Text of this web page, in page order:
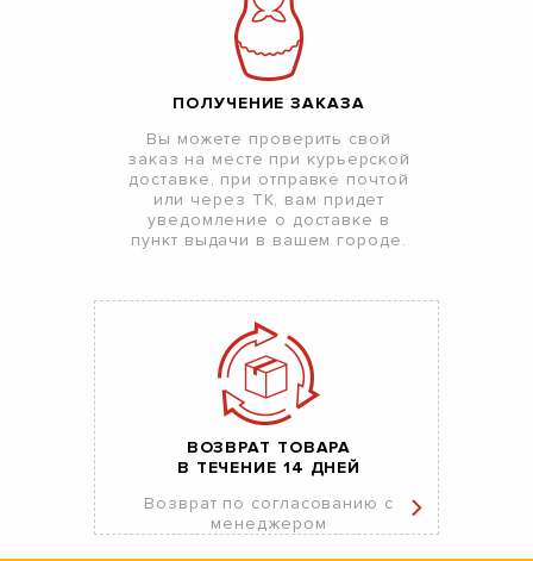
ПОЛУЧЕНИЕ ЗАКАЗА
Вы можете проверить свой
заказ на месте при курьерской
доставке, при отправке почтой
или через ТК, вам придет
уведомление о доставке в
пункт выдачи в вашем городе.
ВОЗВРАТ ТОВАРА
В ТЕЧЕНИЕ 14 ДНЕЙ
Возврат по согласованию с
менеджером